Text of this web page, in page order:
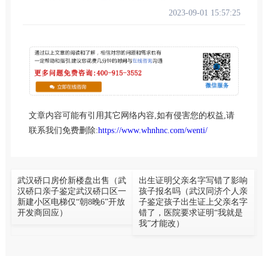
2023-09-01 15:57:25
文章内容可能有引用其它网络内容,如有侵害您的权益,请
联系我们免费删除:https://www.whnhnc.com/wenti/
武汉硚口房价新楼盘出售（武
汉硚口亲子鉴定武汉硚口区一
新建小区电梯仅“朝8晚6”开放
开发商回应）
出生证明父亲名字写错了影响
孩子报名吗（武汉同济个人亲
子鉴定孩子出生证上父亲名字
错了，医院要求证明“我就是
我”才能改）